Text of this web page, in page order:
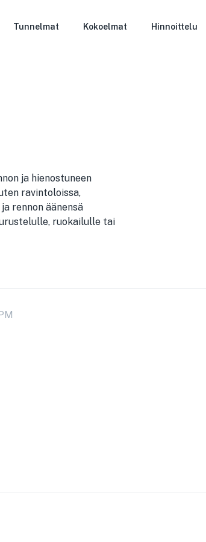
Tunnelmat Kokoelmat Hinnoittelu
ja hienostuneen
ravintoloissa,
rennon äänensä
ruokailulle tai